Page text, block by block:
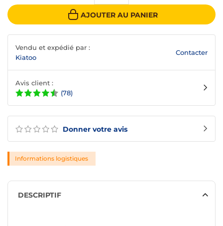
Donner votre avis
AJOUTER AU PANIER
Vendu et expédié par :
Kiatoo
Contacter
Avis client :
(78)
Informations logistiques
DESCRIPTIF